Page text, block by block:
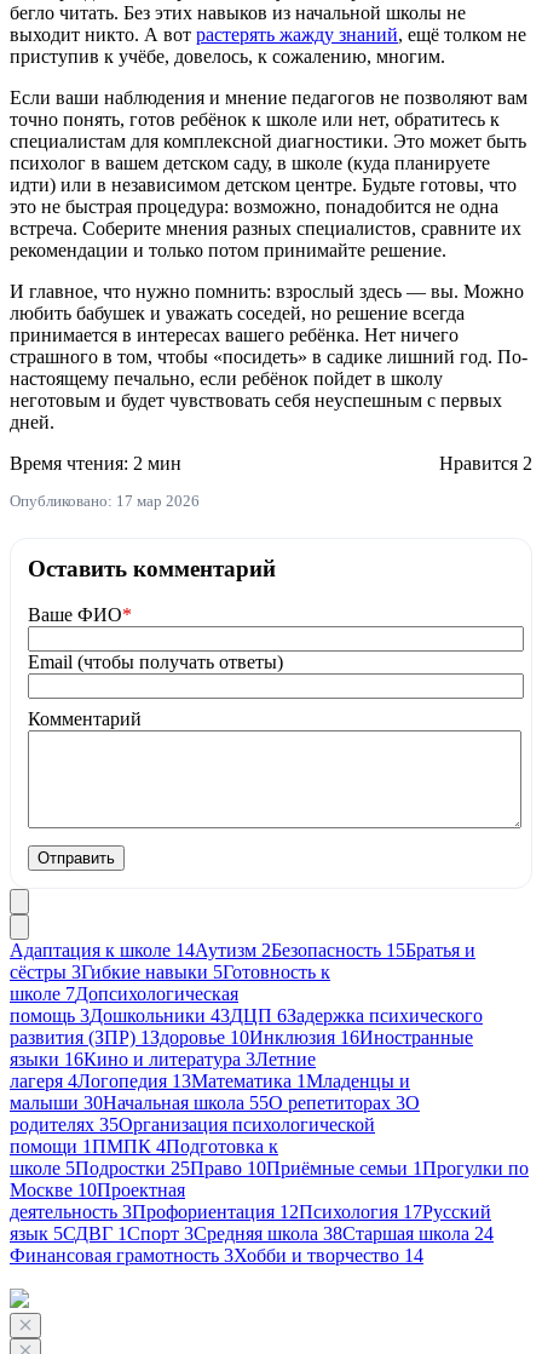
бегло читать. Без этих навыков из начальной школы не
выходит никто. А вот растерять жажду знаний, ещё толком не
приступив к учёбе, довелось, к сожалению, многим.
Если ваши наблюдения и мнение педагогов не позволяют вам
точно понять, готов ребёнок к школе или нет, обратитесь к
специалистам для комплексной диагностики. Это может быть
психолог в вашем детском саду, в школе (куда планируете
идти) или в независимом детском центре. Будьте готовы, что
это не быстрая процедура: возможно, понадобится не одна
встреча. Соберите мнения разных специалистов, сравните их
рекомендации и только потом принимайте решение.
И главное, что нужно помнить: взрослый здесь — вы. Можно
любить бабушек и уважать соседей, но решение всегда
принимается в интересах вашего ребёнка. Нет ничего
страшного в том, чтобы «посидеть» в садике лишний год. По-
настоящему печально, если ребёнок пойдет в школу
неготовым и будет чувствовать себя неуспешным с первых
дней.
Время чтения: 2 мин
Нравится 2
Опубликовано: 17 мар 2026
Оставить комментарий
Ваше ФИО*
Email (чтобы получать ответы)
Комментарий
Отправить
Адаптация к школе 14Аутизм 2Безопасность 15Братья и
сёстры 3Гибкие навыки 5Готовность к
школе 7Допсихологическая
помощь 3Дошкольники 43ДЦП 6Задержка психического
развития (ЗПР) 1Здоровье 10Инклюзия 16Иностранные
языки 16Кино и литература 3Летние
лагеря 4Логопедия 13Математика 1Младенцы и
малыши 30Начальная школа 55О репетиторах 3О
родителях 35Организация психологической
помощи 1ПМПК 4Подготовка к
школе 5Подростки 25Право 10Приёмные семьи 1Прогулки по
Москве 10Проектная
деятельность 3Профориентация 12Психология 17Русский
язык 5СДВГ 1Спорт 3Средняя школа 38Старшая школа 24
Финансовая грамотность 3Хобби и творчество 14